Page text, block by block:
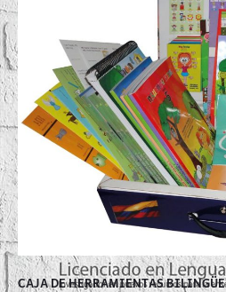
CAJA DE HERRAMIENTAS BILINGÜE